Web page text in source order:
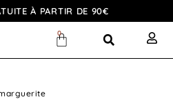
À PARTIR DE 90€
0